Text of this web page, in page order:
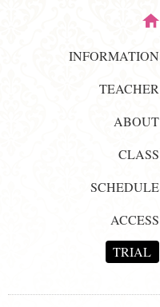
INFORMATION
TEACHER
ABOUT
CLASS
SCHEDULE
ACCESS
TRIAL